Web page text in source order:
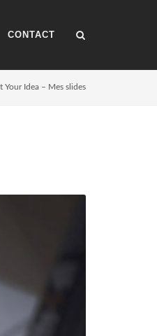
CONTACT
Your Idea – Mes slides